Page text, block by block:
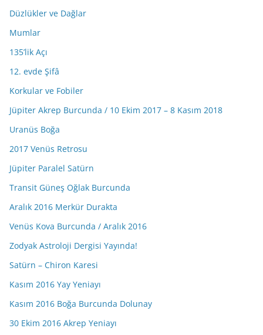
Düzlükler ve Dağlar
Mumlar
135’lik Açı
12. evde Şifâ
Korkular ve Fobiler
Jüpiter Akrep Burcunda / 10 Ekim 2017 – 8 Kasım 2018
Uranüs Boğa
2017 Venüs Retrosu
Jüpiter Paralel Satürn
Transit Güneş Oğlak Burcunda
Aralık 2016 Merkür Durakta
Venüs Kova Burcunda / Aralık 2016
Zodyak Astroloji Dergisi Yayında!
Satürn – Chiron Karesi
Kasım 2016 Yay Yeniayı
Kasım 2016 Boğa Burcunda Dolunay
30 Ekim 2016 Akrep Yeniayı